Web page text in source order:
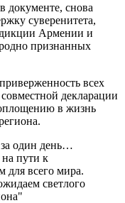
документе, снова
суверенитета,
Армении и
признанных
всех
декларации
в жизнь
один день…
пути к
для всего мира.
светлого